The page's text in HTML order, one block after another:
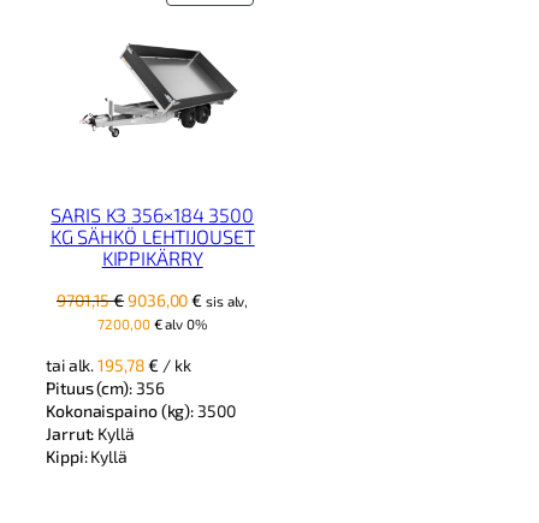
ALENNUKSESSA
SARIS K3 356×184 3500
KG SÄHKÖ LEHTIJOUSET
KIPPIKÄRRY
9701,15€Alkuperäinen
hinta
9701,15 €.
9036,00€ Nykyinen
hinta
sis alv,
7200,00 €alv 0%
tai alk.195,78€ / kk
Pituus (cm): 356
Kokonaispaino (kg): 3500
Jarrut: Kyllä
Kippi:Kyllä